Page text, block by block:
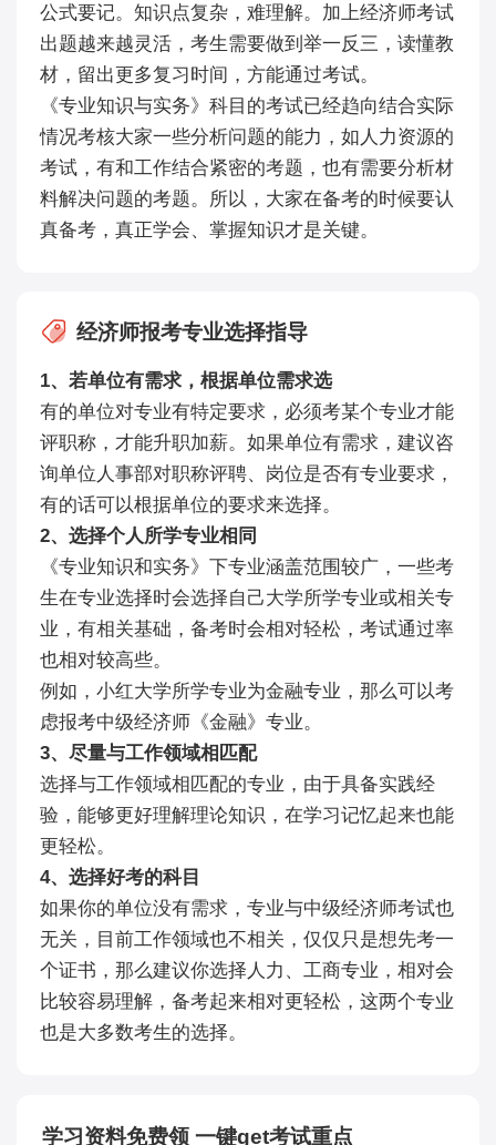
公式要记。知识点复杂，难理解。加上经济师考试
出题越来越灵活，考生需要做到举一反三，读懂教
材，留出更多复习时间，方能通过考试。
《专业知识与实务》科目的考试已经趋向结合实际
情况考核大家一些分析问题的能力，如人力资源的
考试，有和工作结合紧密的考题，也有需要分析材
料解决问题的考题。所以，大家在备考的时候要认
真备考，真正学会、掌握知识才是关键。
经济师报考专业选择指导
1、若单位有需求，根据单位需求选
有的单位对专业有特定要求，必须考某个专业才能
评职称，才能升职加薪。如果单位有需求，建议咨
询单位人事部对职称评聘、岗位是否有专业要求，
有的话可以根据单位的要求来选择。
2、选择个人所学专业相同
《专业知识和实务》下专业涵盖范围较广，一些考
生在专业选择时会选择自己大学所学专业或相关专
业，有相关基础，备考时会相对轻松，考试通过率
也相对较高些。
例如，小红大学所学专业为金融专业，那么可以考
虑报考中级经济师《金融》专业。
3、尽量与工作领域相匹配
选择与工作领域相匹配的专业，由于具备实践经
验，能够更好理解理论知识，在学习记忆起来也能
更轻松。
4、选择好考的科目
如果你的单位没有需求，专业与中级经济师考试也
无关，目前工作领域也不相关，仅仅只是想先考一
个证书，那么建议你选择人力、工商专业，相对会
比较容易理解，备考起来相对更轻松，这两个专业
也是大多数考生的选择。
学习资料免费领 一键get考试重点